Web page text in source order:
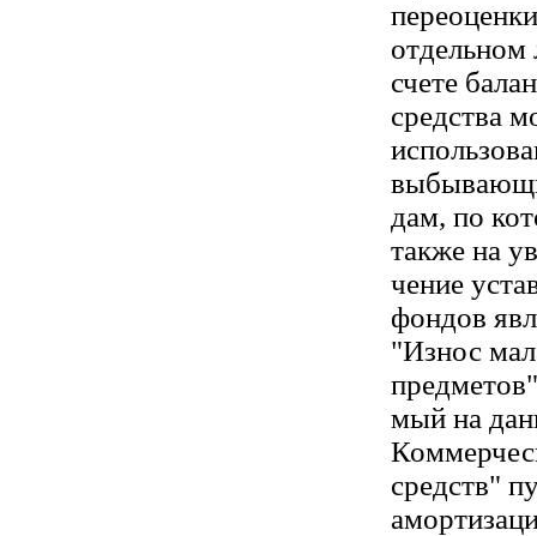
отдельном
счете
средства
дам, по
также на
чение
фондов
"Износ
мый на
средств"